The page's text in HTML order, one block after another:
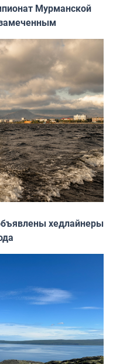
Мурманской
хедлайнеры